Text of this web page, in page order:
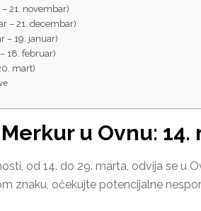
21. novembar)
– 21. decembar)
– 19. januar)
18. februar)
mart)
u Ovnu: 14.
od 14. do 29. marta, odvija se u
znaku, očekujte potencijalne